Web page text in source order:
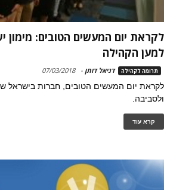
לקראת יום המעשים הטובים: מימון
למען הקהילה
תרומה לקהילה דניאל דותן -
07/03/2018
לקראת יום המעשים הטובים, חברות בישראל
ולסביבה.
קרא עוד